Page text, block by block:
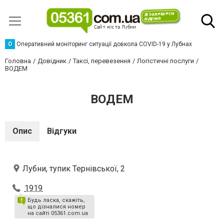
О Оперативний моніторинг ситуації довкола COVID-19 у Лубнах
Головна Довідник Таксі, перевезення
Логістичні послуги
ВОДЕМ
ВОДЕМ
Опис Відгуки
Лубни, тупик Тернівської, 2
1919
Будь ласка, скажіть,
що дізналися номер
на сайті 05361.com.ua